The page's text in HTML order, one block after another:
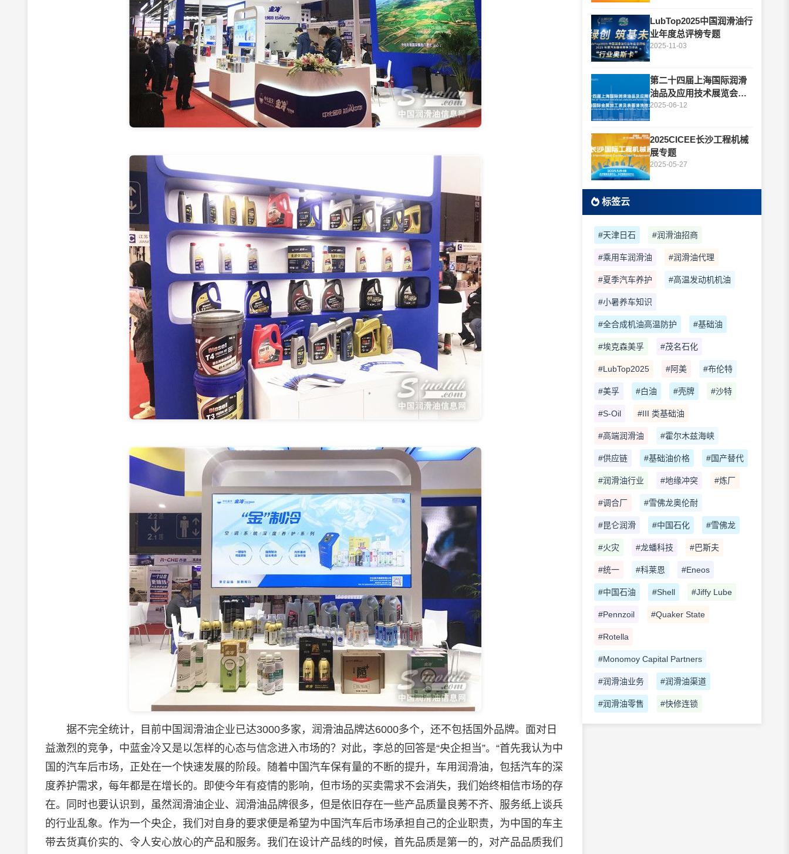
据不完全统计，目前中国润滑油企业已达3000多家，润滑油品牌达6000多个，还不包括国外品牌。面对日
益激烈的竞争，中蓝金冷又是以怎样的心态与信念进入市场的？对此，李总的回答是“央企担当”。“首先我认为中
国的汽车后市场，正处在一个快速发展的阶段。随着中国汽车保有量的不断的提升，车用润滑油，包括汽车的深
度养护需求，每年都是在增长的。即使今年有疫情的影响，但市场的买卖需求不会消失，我们始终相信市场的存
在。同时也要认识到，虽然润滑油企业、润滑油品牌很多，但是依旧存在一些产品质量良莠不齐、服务纸上谈兵
的行业乱象。作为一个央企，我们对自身的要求便是希望为中国汽车后市场承担自己的企业职责，为中国的车主
带去货真价实的、令人安心放心的产品和服务。我们在设计产品线的时候，首先品质是第一的，对产品品质我们
LubTop2025中国润滑油行
业年度总评榜专题
2025-11-03
第二十四届上海国际润滑
油品及应用技术展览会专
题
2025-06-12
2025CICEE长沙工程机械
展专题
2025-05-27
标签云
#天津日石 #润滑油招商
#乘用车润滑油 #润滑油代理
#夏季汽车养护 #高温发动机机油
#小暑养车知识
#全合成机油高温防护 #基础油
#埃克森美孚 #茂名石化
#LubTop2025 #阿美 #布伦特
#美孚 #白油 #壳牌 #沙特
#S-Oil #III 类基础油
#高端润滑油 #霍尔木兹海峡
#供应链 #基础油价格 #国产替代
#润滑油行业 #地缘冲突 #炼厂
#调合厂 #雪佛龙奥伦耐
#昆仑润滑 #中国石化 #雪佛龙
#火灾 #龙蟠科技 #巴斯夫
#统一 #科莱恩 #Eneos
#中国石油 #Shell #Jiffy Lube
#Pennzoil #Quaker State
#Rotella
#Monomoy Capital Partners
#润滑油业务 #润滑油渠道
#润滑油零售 #快修连锁